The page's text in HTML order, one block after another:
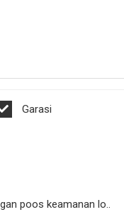
Garasi
poos keamanan lo..